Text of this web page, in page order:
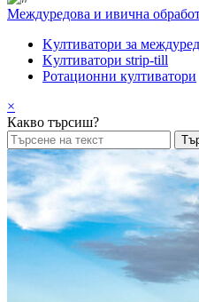
Междуредова и ивична
Kултиватори за
Kултиватори strip-till
Ротационни култиватори
×
Какво търсиш?